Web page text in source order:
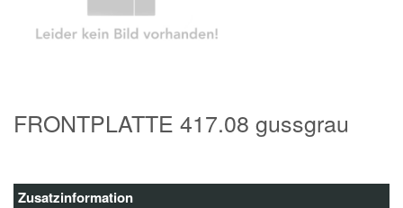
FRONTPLATTE 417.08 gussgrau
Zusatzinformation